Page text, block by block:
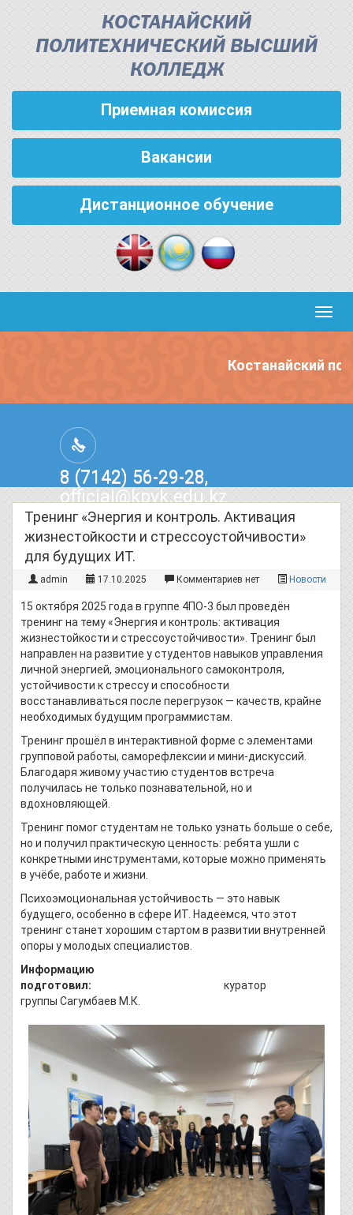
КОСТАНАЙСКИЙ
ПОЛИТЕХНИЧЕСКИЙ ВЫСШИЙ
КОЛЛЕДЖ
Приемная комиссия
Вакансии
Дистанционное обучение
Костанайский
8 (7142) 56-29-28,
official@kpvk.edu.kz
г.Костанай, Проспект Кобыланды
Батыра, 3
Тренинг «Энергия и контроль. Активация
жизнестойкости и стрессоустойчивости»
для будущих ИТ.
admin 17.10.2025 Комментариев нет Новости
15 октября 2025 года в группе 4ПО-3 был проведён
тренинг на тему «Энергия и контроль: активация
жизнестойкости и стрессоустойчивости». Тренинг был
направлен на развитие у студентов навыков управления
личной энергией, эмоционального самоконтроля,
устойчивости к стрессу и способности
восстанавливаться после перегрузок — качеств, крайне
необходимых будущим программистам.
Тренинг прошёл в интерактивной форме с элементами
групповой работы, саморефлексии и мини-дискуссий.
Благодаря живому участию студентов встреча
получилась не только познавательной, но и
вдохновляющей.
Тренинг помог студентам не только узнать больше о себе,
но и получил практическую ценность: ребята ушли с
конкретными инструментами, которые можно применять
в учёбе, работе и жизни.
Психоэмоциональная устойчивость — это навык
будущего, особенно в сфере ИТ. Надеемся, что этот
тренинг станет хорошим стартом в развитии внутренней
опоры у молодых специалистов.
Информацию
подготовил: куратор
группы Сагумбаев М.К.